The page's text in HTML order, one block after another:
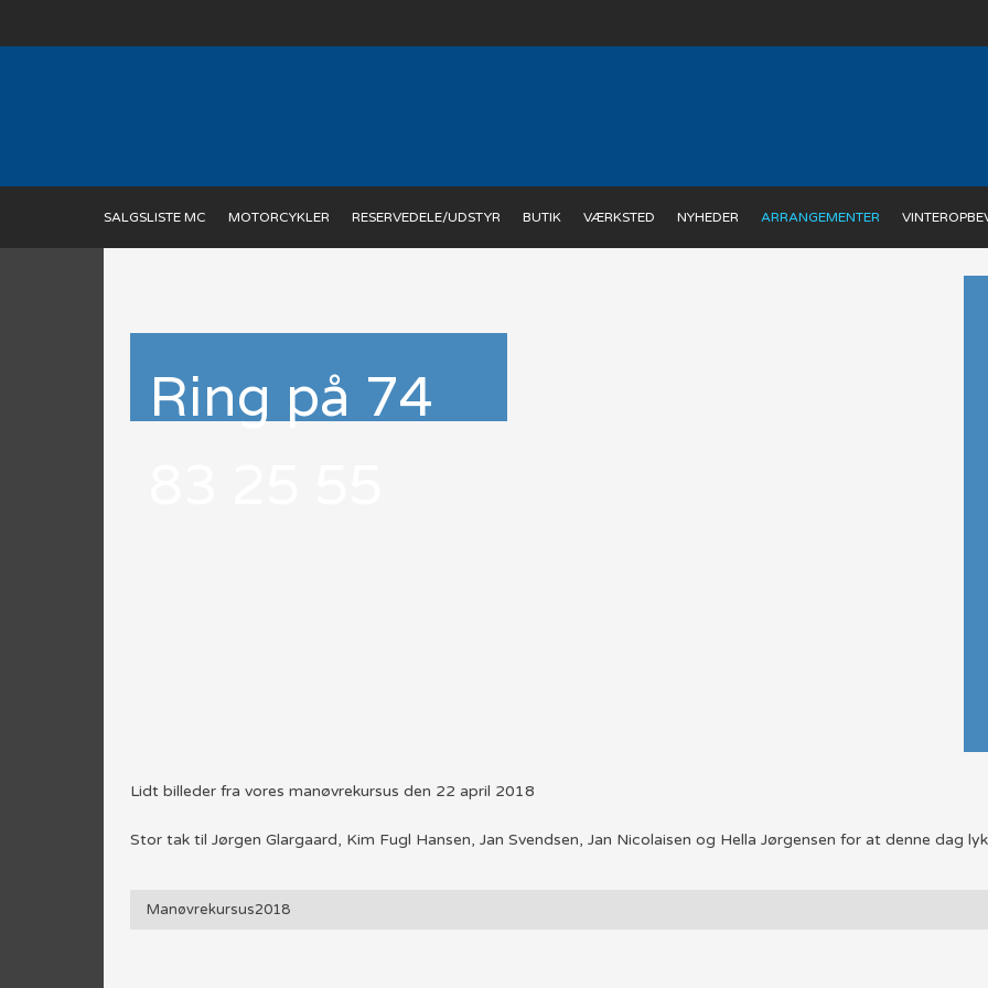
SALGSLISTE MC MOTORCYKLER RESERVEDELE/UDSTYR BUTIK VÆRKSTED NYHEDER ARRANGEMENTER
​Ring på 74
​Lidt billeder fra vores manøvrekursus den 22 april 2018
Stor tak til Jørgen Glargaard, Kim Fugl Hansen, Jan Svendsen, Jan Nicolaisen og Hella Jørgensen for at denne dag
Manøvrekursus2018